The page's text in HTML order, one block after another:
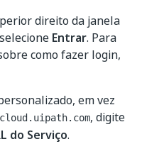
direito da janela
Entrar. Para
como fazer login,
em vez
, digite
do Serviço.